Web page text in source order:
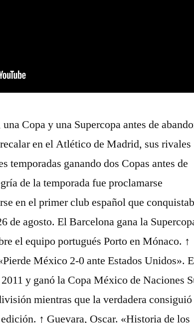
Copa y una Supercopa antes de
en el Atlético de Madrid, sus rivales
temporadas ganando dos Copas antes de
de la temporada fue proclamarse
en el primer club español que
de agosto. El Barcelona gana la
el equipo portugués Porto en Mónaco. ↑
México 2-0 ante Estados Unidos».
y ganó la Copa México de Naciones
mientras que la verdadera
↑ Guevara, Oscar. «Historia de los